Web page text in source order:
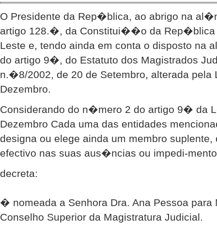
O Presidente da Rep�blica, ao abrigo na
artigo 128.�, da Constitui��o da Rep�blica
Leste e, tendo ainda em conta o disposto na
do artigo 9�, do Estatuto dos Magistrados
n.�8/2002, de 20 de Setembro, alterada
Dezembro.
Considerando do n�mero 2 do artigo 9� da
Dezembro Cada uma das entidades
designa ou elege ainda um membro
efectivo nas suas aus�ncias ou impedi-
decreta:
� nomeada a Senhora Dra. Ana Pessoa para
Conselho Superior da Magistratura Judicial.